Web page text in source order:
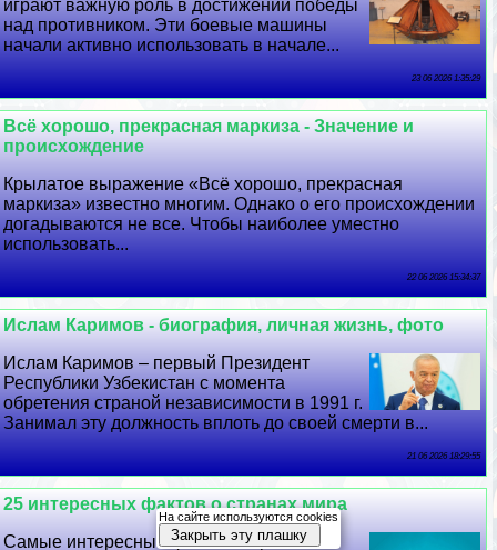
играют важную роль в достижении победы
над противником. Эти боевые машины
начали активно использовать в начале...
23 06 2026 1:35:29
Всё хорошо, прекрасная маркиза - Значение и
происхождение
Крылатое выражение «Всё хорошо, прекрасная
маркиза» известно многим. Однако о его происхождении
догадываются не все. Чтобы наиболее уместно
использовать...
22 06 2026 15:34:37
Ислам Каримов - биография, личная жизнь, фото
Ислам Каримов – первый Президент
Республики Узбекистан с момента
обретения страной независимости в 1991 г.
Занимал эту должность вплоть до своей cмepти в...
21 06 2026 18:29:55
25 интересных фактов о странах мира
Самые интересные факты о странах
На сайте используются cookies
Закрыть эту плашку